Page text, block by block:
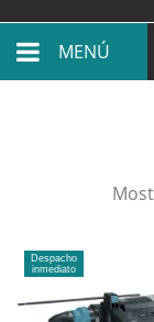
MENÚ
Despacho
inmediato